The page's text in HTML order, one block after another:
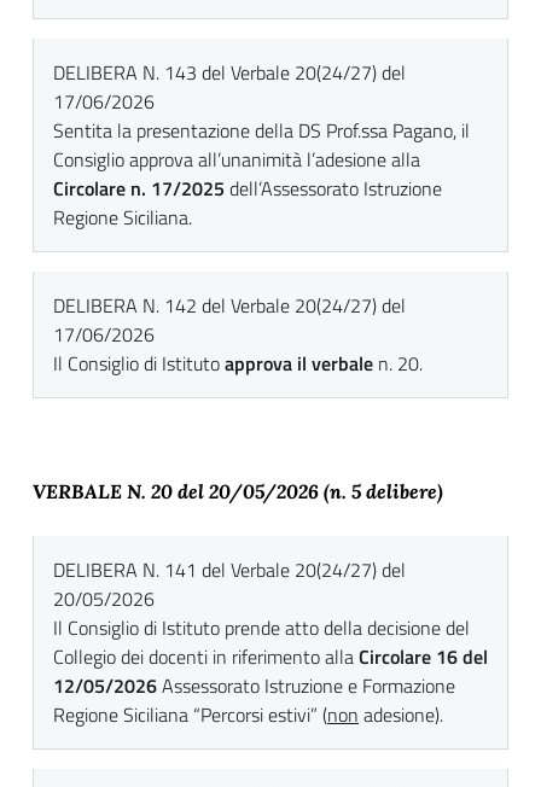
DELIBERA N. 143 del Verbale 20(24/27) del
17/06/2026
Sentita la presentazione della DS Prof.ssa Pagano, il
Consiglio approva all’unanimità l’adesione alla
Circolare n. 17/2025 dell’Assessorato Istruzione
Regione Siciliana.
DELIBERA N. 142 del Verbale 20(24/27) del
17/06/2026
Il Consiglio di Istitutoapprova il verbale n. 20.
VERBALE N. 20 del 20/05/2026 (n. 5 delibere)
DELIBERA N. 141 del Verbale 20(24/27) del
20/05/2026
Il Consiglio di Istituto prende atto della decisione del
Collegio dei docenti in riferimento allaCircolare 16 del
12/05/2026Assessorato Istruzione e Formazione
Regione Siciliana “Percorsi estivi” (non adesione).